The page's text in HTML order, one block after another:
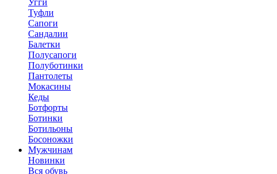
Угги
Туфли
Сапоги
Сандалии
Балетки
Полусапоги
Полуботинки
Пантолеты
Мокасины
Кеды
Ботфорты
Ботинки
Ботильоны
Босоножки
Мужчинам
Новинки
Вся обувь